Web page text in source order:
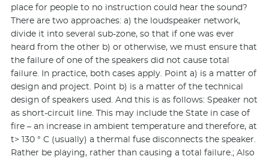
place for people to no instruction could hear the sound?
There are two approaches: a) the loudspeaker network,
divide it into several sub-zone, so that if one was ever
heard from the other b) or otherwise, we must ensure that
the failure of one of the speakers did not cause total
failure. In practice, both cases apply. Point a) is a matter of
design and project. Point b) is a matter of the technical
design of speakers used. And this is as follows: Speaker not
as short-circuit line. This may include the State in case of
fire – an increase in ambient temperature and therefore, at
t> 130 ° C (usually) a thermal fuse disconnects the speaker.
Rather be playing, rather than causing a total failure.; Also